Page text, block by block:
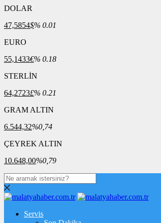
DOLAR
47,5854$% 0.01
EURO
55,1433€% 0.18
STERLİN
64,2723£% 0.21
GRAM ALTIN
6.544,32%0,74
ÇEYREK ALTIN
10.648,00%0,79
Servis